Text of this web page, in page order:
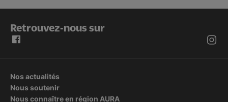
Retrouvez-nous sur
Nos actualités
Nous soutenir
Nous connaître en région AURA